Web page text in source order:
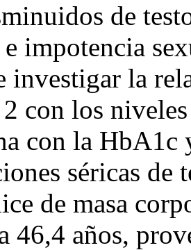
de
impotencia
investigar la
con los niveles
con la HbA1c
séricas de
de masa
46,4 años,